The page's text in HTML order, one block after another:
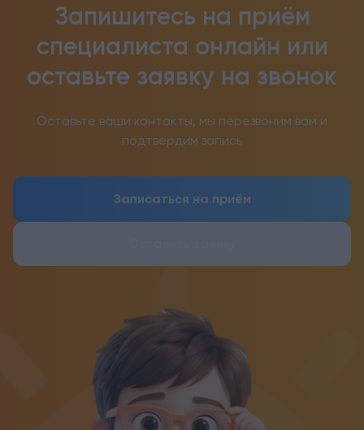
Запишитесь на приём
специалиста онлайн или
оставьте заявку на звонок
Оставьте ваши контакты, мы перезвоним вам и
подтвердим запись
Записаться на приём